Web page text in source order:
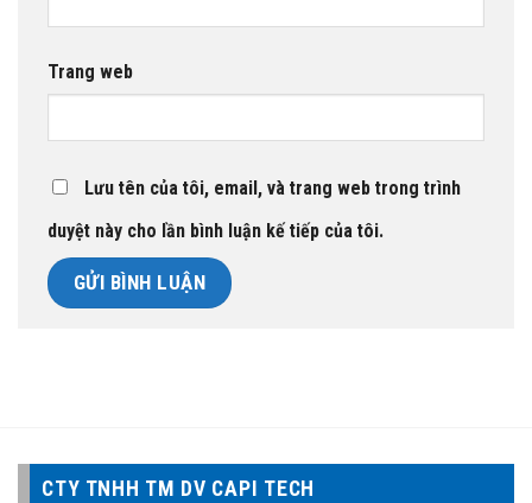
Trang web
Lưu tên của tôi, email, và trang web trong trình
duyệt này cho lần bình luận kế tiếp của tôi.
CTY TNHH TM DV CAPI TECH